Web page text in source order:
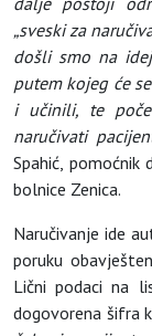
„sveski za
došli smo na
putem kojeg će
i učinili, te
naručivati
Spahić,
bolnice Zenica.
Naručivanje ide
poruku
Lični podaci na
dogovorena šifra